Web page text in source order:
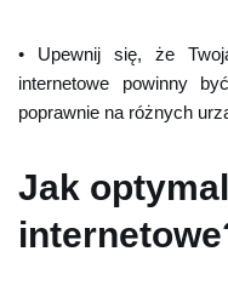
• Upewnij się, że
internetowe powinny
poprawnie na różnych
Jak